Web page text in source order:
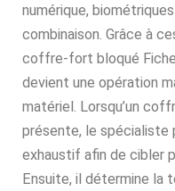
numérique,
combinaison. Grâce à
coffre-fort bloqué
devient une opération
matériel. Lorsqu’un
présente, le spécialiste
exhaustif afin de cibler
Ensuite, il détermine la